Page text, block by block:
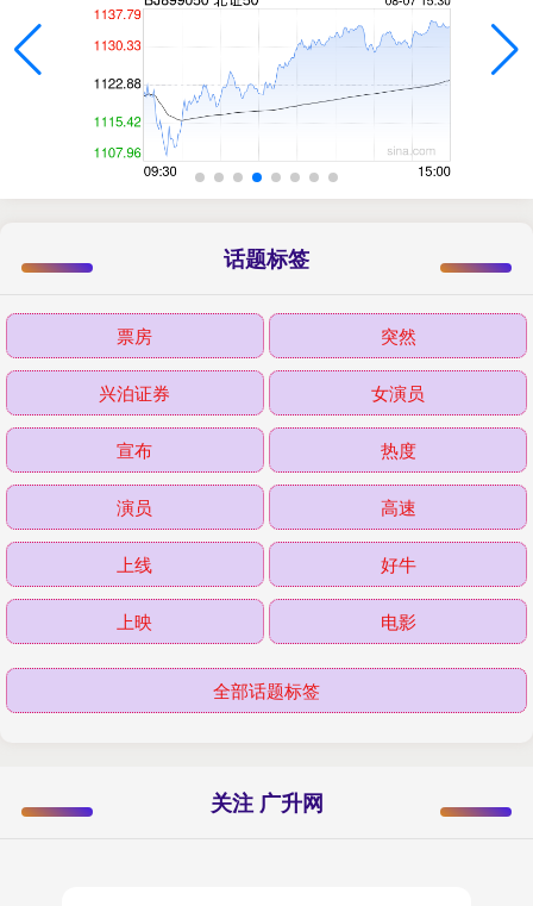
话题标签
票房 突然
兴泊证券 女演员
宣布 热度
演员 高速
上线 好牛
上映 电影
全部话题标签
关注 广升网